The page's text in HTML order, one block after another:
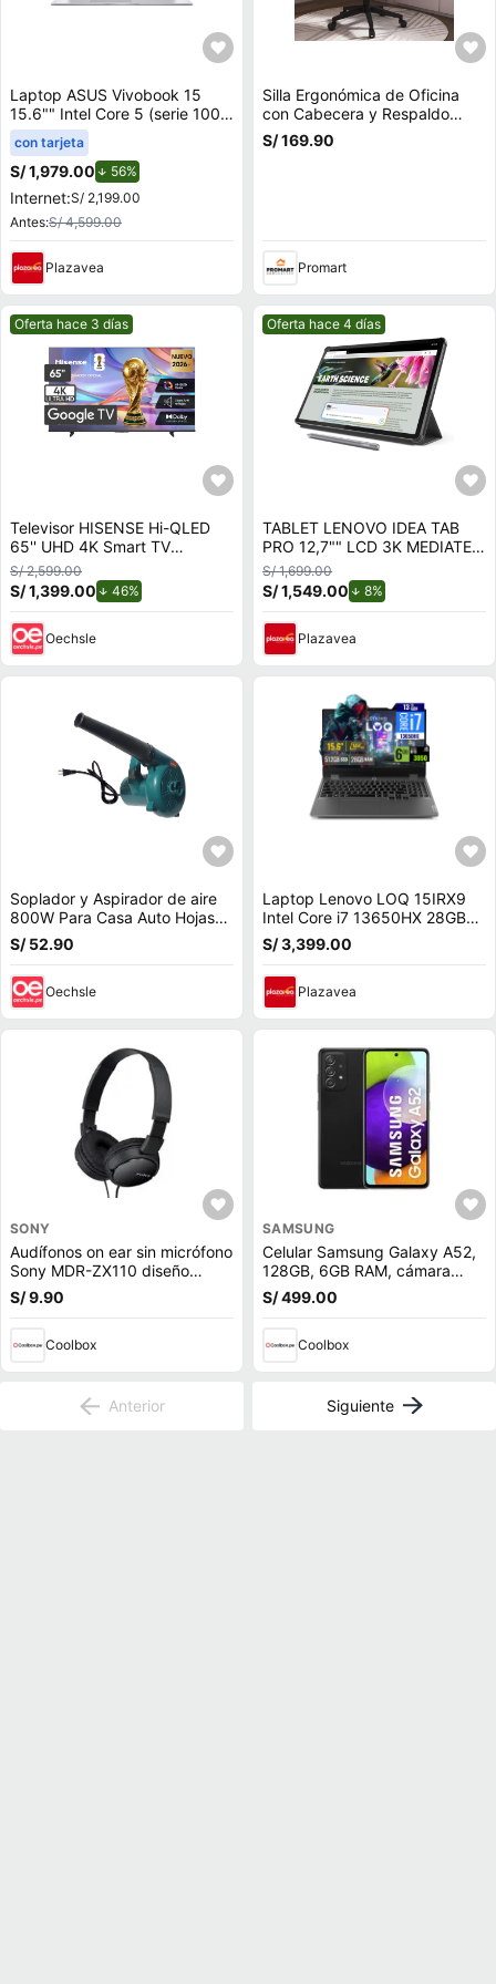
Laptop ASUS Vivobook 15
15.6"" Intel Core 5 (serie 100)
8GB 512GB SSD X1504VA-
BQ4451W
con tarjeta
S/ 1,979.00 56%
Internet:S/ 2,199.00
Antes:S/ 4,599.00
Plazavea
Silla Ergonómica de Oficina
con Cabecera y Respaldo
Regulables Negro Gris
S/ 169.90
Promart
Mejor precio.
Oferta hace 3 días
Televisor HISENSE Hi-QLED
65'' UHD 4K Smart TV
65QD68SG
S/ 2,599.00
S/ 1,399.00 46%
Oechsle
Mejor precio.
Oferta hace 4 días
TABLET LENOVO IDEA TAB
PRO 12,7"" LCD 3K MEDIATEK
DIMENSITY 8300 8GB RAM
128GB INCLUYE LÁPIZ Y
FUNDA
S/ 1,699.00
S/ 1,549.00 8%
Plazavea
Soplador y Aspirador de aire
800W Para Casa Auto Hojas
Jardin
S/ 52.90
Oechsle
Laptop Lenovo LOQ 15IRX9
Intel Core i7 13650HX 28GB
RAM 512GB SSD 6GB RTX
3050 15.6 FHD
83DV00FHLM28
S/ 3,399.00
Plazavea
SONY
Audífonos on ear sin micrófono
Sony MDR-ZX110 diseño
plegable giratorio, conector
3.5 mm, negro
S/ 9.90
Coolbox
SAMSUNG
Celular Samsung Galaxy A52,
128GB, 6GB RAM, cámara
trasera 64MP y frontal 32MP,
6.5"", Snapdragon, negro
S/ 499.00
Coolbox
Anterior Siguiente